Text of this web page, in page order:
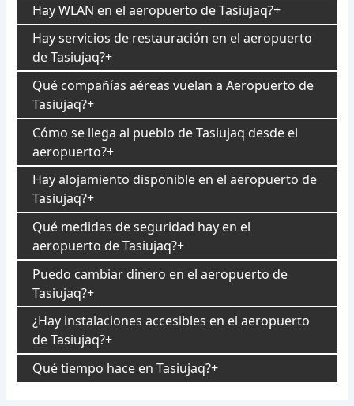
Hay WLAN en el aeropuerto de Tasiujaq?
Hay servicios de restauración en el aeropuerto
de Tasiujaq?
Qué compañías aéreas vuelan a Aeropuerto de
Tasiujaq?
Cómo se llega al pueblo de Tasiujaq desde el
aeropuerto?
Hay alojamiento disponible en el aeropuerto de
Tasiujaq?
Qué medidas de seguridad hay en el
aeropuerto de Tasiujaq?
Puedo cambiar dinero en el aeropuerto de
Tasiujaq?
¿Hay instalaciones accesibles en el aeropuerto
de Tasiujaq?
Qué tiempo hace en Tasiujaq?